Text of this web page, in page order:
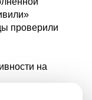
проверили
на